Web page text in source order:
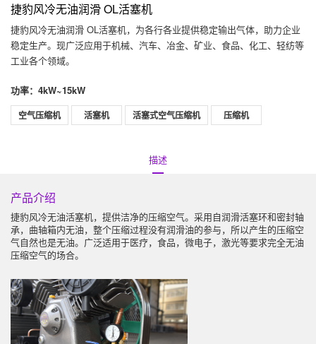
捷豹风冷无油润滑 OL活塞机
捷豹风冷无油润滑 OL活塞机，为各行各业提供稳定输出气体，助力企业
稳定生产。现广泛应用于机械、汽车、冶金、矿业、食品、化工、轻纺等
工业各个领域。
功率：4kW~15kW
空气压缩机 活塞机 活塞式空气压缩机 压缩机
描述
产品介绍
捷豹风冷无油活塞机，提供洁净的压缩空气。采用自润滑活塞环和密封轴
承，曲轴箱内无油，整个压缩过程没有润滑油的参与，所以产生的压缩空
气自然也是无油。广泛适用于医疗，食品，微电子，激光等要求完全无油
压缩空气的场合。
全球服务网络
如今，全球国家和地区有近一百万台捷豹设备在运营。它的营销网络遍
布世界各地。同时，在中国中心城市建立了便捷的客户服务中心，不仅
为客户提供全面的产品，而且为客户提供可靠的售后服务。专业的销售